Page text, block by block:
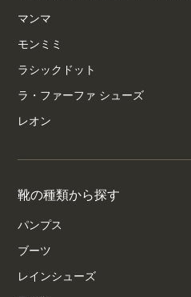
マンマ
モンミミ
ラシックドット
ラ・ファーファ シューズ
レオン
靴の種類から探す
パンプス
ブーツ
レインシューズ